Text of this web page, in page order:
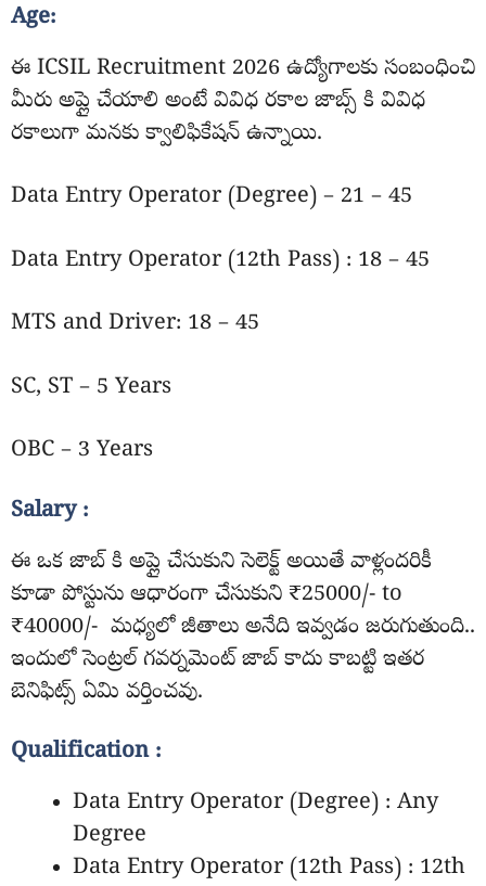
Age:
ఈ ICSIL Recruitment 2026 ఉద్యోగాలకు సంబంధించి
మీరు అప్లై చేయాలి అంటే వివిధ రకాల జాబ్స్ కి వివిధ
రకాలుగా మనకు క్వాలిఫికేషన్ ఉన్నాయి.
Data Entry Operator (Degree) – 21 – 45
Data Entry Operator (12th Pass) : 18 – 45
MTS and Driver: 18 – 45
SC, ST – 5 Years
OBC – 3 Years
Salary :
ఈ ఒక జాబ్ కి అప్లై చేసుకుని సెలెక్ట్ అయితే వాళ్లందరికీ
కూడా పోస్టును ఆధారంగా చేసుకుని ₹25000/- to
₹40000/- మధ్యలో జీతాలు అనేది ఇవ్వడం జరుగుతుంది..
ఇందులో సెంట్రల్ గవర్నమెంట్ జాబ్ కాదు కాబట్టి ఇతర
బెనిఫిట్స్ ఏమి వర్తించవు.
Qualification :
Data Entry Operator (Degree) : Any
Degree
Data Entry Operator (12th Pass) : 12th